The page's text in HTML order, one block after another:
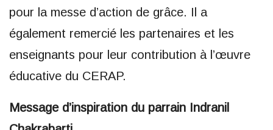
pour la messe d’action de grâce. Il a
également remercié les partenaires et les
enseignants pour leur contribution à l’œuvre
éducative du CERAP.
Message d’inspiration du parrain Indranil